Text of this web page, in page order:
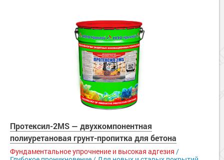
Протексил-2MS — двухкомпонентная
полиуретановая грунт-пропитка для бетона
Фундаментальное упрочнение и высокая адгезия /